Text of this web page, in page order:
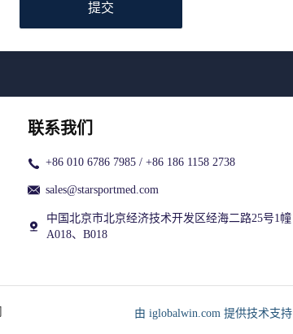
提交
联系我们
+86 010 6786 7985 / +86 186 1158 2738
sales@starsportmed.com
中国北京市北京经济技术开发区经海二路25号1幢
A018、B018
由 iglobalwin.com 提供技术支持